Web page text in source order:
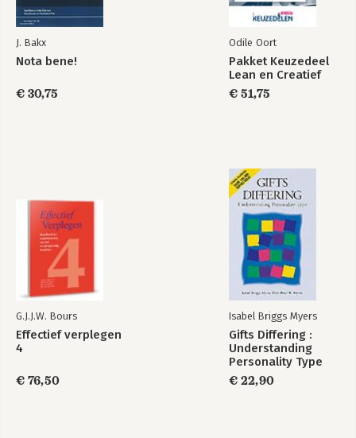
Literatuur 232
J. Bakx
Nota bene!
€ 30,75
Odile Oort
Pakket Keuzedeel
Lean en Creatief
€ 51,75
G.J.J.W. Bours
Effectief verplegen
4
€ 76,50
Isabel Briggs Myers
Gifts Differing :
Understanding
Personality Type
€ 22,90